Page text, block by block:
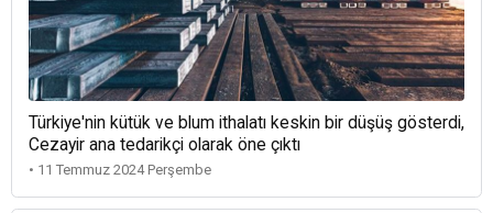
Türkiye'nin kütük ve blum ithalatı keskin bir düşüş gösterdi,
Cezayir ana tedarikçi olarak öne çıktı
• 11 Temmuz 2024 Perşembe